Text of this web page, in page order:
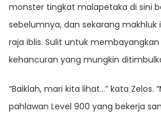
monster tingkat malapetaka di sini
sebelumnya, dan sekarang makhluk
raja iblis. Sulit untuk
kehancuran yang mungkin
“Baiklah, mari kita lihat…” kata Zelos.
pahlawan Level 900 yang bekerja